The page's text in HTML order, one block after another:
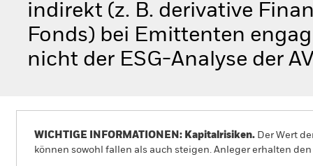
indirekt (z. B. derivative
Fonds) bei Emittenten
nicht der ESG-Analyse der
WICHTIGE INFORMATIONEN: Kapitalrisiken. Der Wert
können sowohl fallen als auch steigen. Anleger erhalten